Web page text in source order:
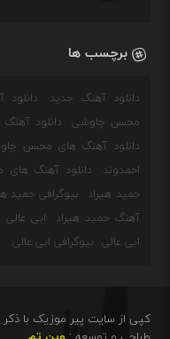
برچسب ها
دانلود آهنگ جدید دانلود
محسن چاوشی
دانلود
دانلود آهنگ های محسن
احمدوند
دانلود آهنگ های
حمید هیراد
بیوگرافی حمید
آهنگ حمید هیراد
ابی عالی
ابی عالی
بیوگرافی ابی عالی
کپی از سایت پیر موزیک با ذکر